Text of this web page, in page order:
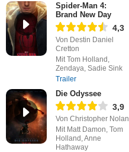
Spider-Man 4:
Brand New Day
4,3
Von Destin Daniel
Cretton
Mit Tom Holland,
Zendaya, Sadie Sink
Trailer
Die Odyssee
3,9
Von Christopher Nolan
Mit Matt Damon, Tom
Holland, Anne
Hathaway